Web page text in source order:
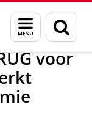
Menu
en
zoeken
voor